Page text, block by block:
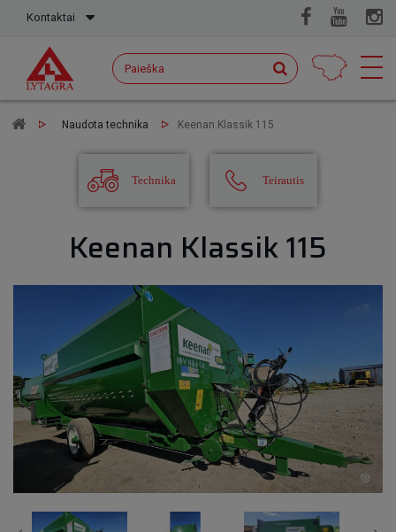
Kontaktai
Naudota technika Keenan Klassik 115
Technika Teirautis
Keenan Klassik 115